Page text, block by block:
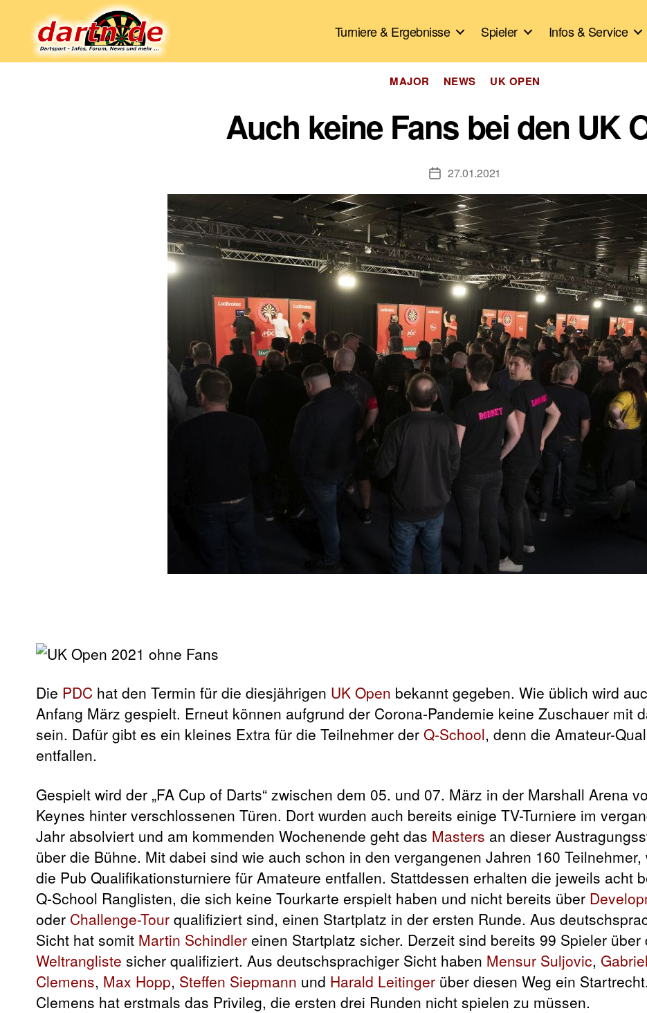
Turniere & Ergebnisse Spieler Infos & Service
Kategorien
MAJOR NEWS UK OPEN
Auch keine Fans bei den UK
Veröffentlichungsdatum
27.01.2021
Die PDC hat den Termin für die diesjährigen UK Open bekannt gegeben. Wie üblich wird
Anfang März gespielt. Erneut können aufgrund der Corona-Pandemie keine Zuschauer mit
sein. Dafür gibt es ein kleines Extra für die Teilnehmer der Q-School, denn die Amateur-
entfallen.
Gespielt wird der „FA Cup of Darts“ zwischen dem 05. und 07. März in der Marshall Arena
Keynes hinter verschlossenen Türen. Dort wurden auch bereits einige TV-Turniere im
Jahr absolviert und am kommenden Wochenende geht das Masters an dieser
über die Bühne. Mit dabei sind wie auch schon in den vergangenen Jahren 160 Teilnehmer,
die Pub Qualifikationsturniere für Amateure entfallen. Stattdessen erhalten die jeweils acht
Q-School Ranglisten, die sich keine Tourkarte erspielt haben und nicht bereits über
oder Challenge-Tour qualifiziert sind, einen Startplatz in der ersten Runde. Aus
Sicht hat somit Martin Schindler einen Startplatz sicher. Derzeit sind bereits 99 Spieler über
Weltrangliste sicher qualifiziert. Aus deutschsprachiger Sicht haben Mensur Suljovic, Gabriel
Clemens, Max Hopp, Steffen Siepmann und Harald Leitinger über diesen Weg ein Startrecht.
Clemens hat erstmals das Privileg, die ersten drei Runden nicht spielen zu müssen.